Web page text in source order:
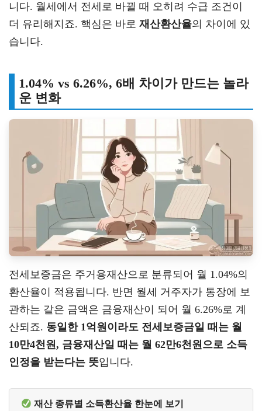
니다. 월세에서 전세로 바뀔 때 오히려 수급 조건이
더 유리해지죠. 핵심은 바로 재산환산율의 차이에 있
습니다.
1.04% vs 6.26%, 6배 차이가 만드는 놀라
운 변화
전세보증금은 주거용재산으로 분류되어 월 1.04%의
환산율이 적용됩니다. 반면 월세 거주자가 통장에 보
관하는 같은 금액은 금융재산이 되어 월 6.26%로 계
산되죠. 동일한 1억원이라도 전세보증금일 때는 월
10만4천원, 금융재산일 때는 월 62만6천원으로 소득
인정을 받는다는 뜻입니다.
재산 종류별 소득환산율 한눈에 보기